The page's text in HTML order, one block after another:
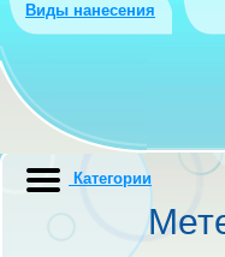
Виды нанесения
Категории